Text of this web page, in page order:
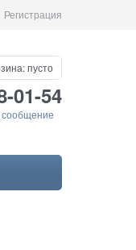
Регистрация
пусто
01-54